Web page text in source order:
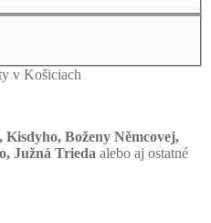
v Košiciach
Boženy Němcovej,
Južná Trieda alebo aj ostatné